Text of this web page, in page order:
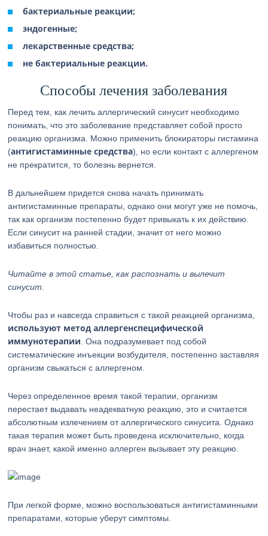
бактериальные реакции;
эндогенные;
лекарственные средства;
не бактериальные реакции.
Способы лечения заболевания
Перед тем, как лечить аллергический синусит необходимо
понимать, что это заболевание представляет собой просто
реакцию организма. Можно применить блокираторы гистамина
(антигистаминные средства), но если контакт с аллергеном
не прекратится, то болезнь вернется.
В дальнейшем придется снова начать принимать
антигистаминные препараты, однако они могут уже не помочь,
так как организм постепенно будет привыкать к их действию.
Если синусит на ранней стадии, значит от него можно
избавиться полностью.
Читайте в этой статье, как распознать и вылечит
синусит.
Чтобы раз и навсегда справиться с такой реакцией организма,
используют метод аллергенспецифической
иммунотерапии . Она подразумевает под собой
систематические инъекции возбудителя, постепенно заставляя
организм свыкаться с аллергеном.
Через определенное время такой терапии, организм
перестает выдавать неадекватную реакцию, это и считается
абсолютным излечением от аллергического синусита. Однако
такая терапия может быть проведена исключительно, когда
врач знает, какой именно аллерген вызывает эту реакцию.
При легкой форме, можно воспользоваться антигистаминными
препаратами, которые уберут симптомы.